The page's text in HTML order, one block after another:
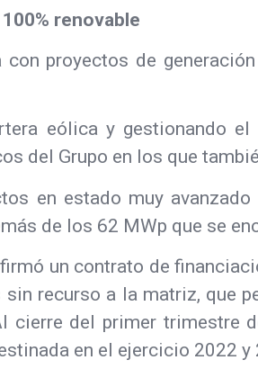
renovable
proyectos de
eólica y gestionando
del Grupo en los que
en estado muy
de los 62 MWp que se
un contrato de
recurso a la matriz, que
cierre del primer trimestre
en el ejercicio 2022